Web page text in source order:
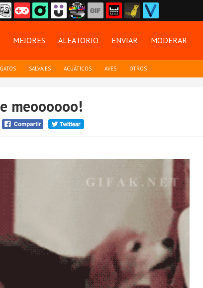
MEJORES ALEATORIO ENVIAR MODERAR
GATOS SALVAJES ACUÁTICOS AVES OTROS
meoooooo!